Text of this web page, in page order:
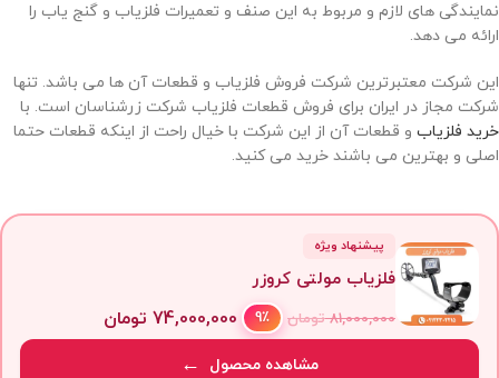
نمایندگی های لازم و مربوط به این صنف و تعمیرات فلزیاب و گنج یاب را
ارائه می دهد.
این شرکت معتبرترین شرکت فروش فلزیاب و قطعات آن ها می باشد. تنها
شرکت مجاز در ایران برای فروش قطعات فلزیاب شرکت زرشناسان است. با
خرید فلزیاب و قطعات آن از این شرکت با خیال راحت از اینکه قطعات حتما
اصلی و بهترین می باشند خرید می کنید.
پیشنهاد ویژه
فلزیاب مولتی کروزر
81,000,000 تومان 9٪ 74,000,000 تومان
مشاهده محصول